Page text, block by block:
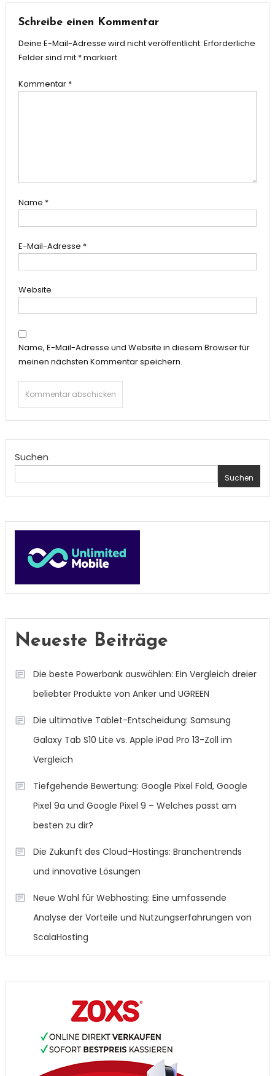
Schreibe einen Kommentar
Deine E-Mail-Adresse wird nicht veröffentlicht. Erforderliche
Felder sind mit *markiert
Kommentar *
Name *
E-Mail-Adresse *
Website
Name, E-Mail-Adresse und Website in diesem Browser für
meinen nächsten Kommentar speichern.
Suchen
Suchen
Neueste Beiträge
Die beste Powerbank auswählen: Ein Vergleich dreier
beliebter Produkte von Anker und UGREEN
Die ultimative Tablet-Entscheidung: Samsung
Galaxy Tab S10 Lite vs. Apple iPad Pro 13-Zoll im
Vergleich
Tiefgehende Bewertung: Google Pixel Fold, Google
Pixel 9a und Google Pixel 9 – Welches passt am
besten zu dir?
Die Zukunft des Cloud-Hostings: Branchentrends
und innovative Lösungen
Neue Wahl für Webhosting: Eine umfassende
Analyse der Vorteile und Nutzungserfahrungen von
ScalaHosting